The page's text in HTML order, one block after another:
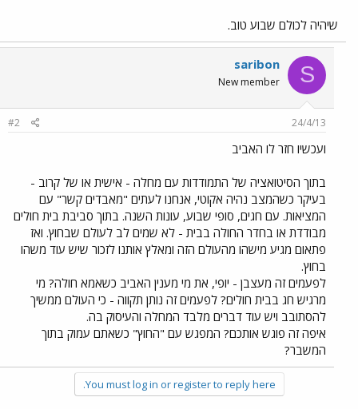
שיהיה לכולם שבוע טוב.
S
saribon
New member
24/4/13
#2
ועכשיו חזר לו האביב
בתוך הסיטואציה של התמודדות עם מחלה - אישית או של קרוב -
בעיקר כשהמצב נהיה אקוטי, אנחנו לעתים "מאבדים קשר" עם
המציאות. עם חגים, סופי שבוע, עונות השנה. בתוך סביבת בית חולים
מבודדת או בחדר החולה בבית - לא שמים לב לעולם שבחוץ. ואז
פתאום מגיע מישהו מהעולם הזה ומאלץ אותנו לזכור שיש עוד משהו
בחוץ.
לפעמים זה מעצבן - יופי, את מי מענין האביב כשאמא חולה? מי
מרגיש חג בבית חולים? לפעמים זה נותן תקווה - כי העולם ממשיך
להסתובב ויש עוד דברים מלבד המחלה והעיסוק בה.
איפה זה פוגש אותכם? המפגש עם "החוץ" כשאתם עמוק בתוך
המשבר?
You must log in or register to reply here.